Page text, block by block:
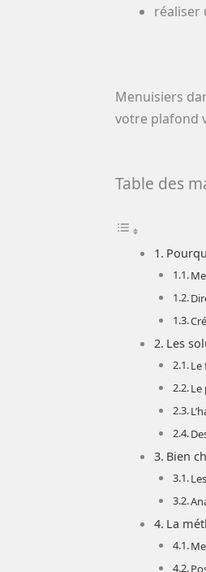
réaliser
Menuisiers
votre plafond
Table des
Les
Le
Le
Bien
La